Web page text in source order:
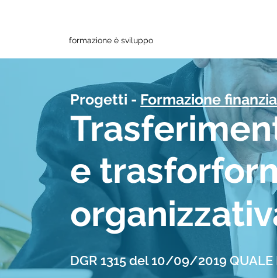
formazione è sviluppo
Progetti - Formazione
e
DGR 1315 del 10/09/2019 QUALE